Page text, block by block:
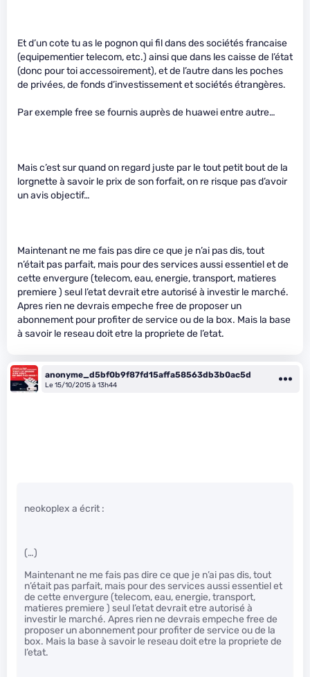
Et d’un cote tu as le pognon qui fil dans des sociétés francaise
(equipementier telecom, etc.) ainsi que dans les caisse de l’état
(donc pour toi accessoirement), et de l’autre dans les poches
de privées, de fonds d’investissement et sociétés étrangères.
Par exemple free se fournis auprès de huawei entre autre…
Mais c’est sur quand on regard juste par le tout petit bout de la
lorgnette à savoir le prix de son forfait, on re risque pas d’avoir
un avis objectif…
Maintenant ne me fais pas dire ce que je n’ai pas dis, tout
n’était pas parfait, mais pour des services aussi essentiel et de
cette envergure (telecom, eau, energie, transport, matieres
premiere ) seul l’etat devrait etre autorisé à investir le marché.
Apres rien ne devrais empeche free de proposer un
abonnement pour profiter de service ou de la box. Mais la base
à savoir le reseau doit etre la propriete de l’etat.
anonyme_d5bf0b9f87fd15affa58563db3b0ac5d
Le 15/10/2015 à 13h44
neokoplex a écrit :
(…)
Maintenant ne me fais pas dire ce que je n’ai pas dis, tout
n’était pas parfait, mais pour des services aussi essentiel et
de cette envergure (telecom, eau, energie, transport,
matieres premiere ) seul l’etat devrait etre autorisé à
investir le marché. Apres rien ne devrais empeche free de
proposer un abonnement pour profiter de service ou de la
box. Mais la base à savoir le reseau doit etre la propriete de
l’etat.